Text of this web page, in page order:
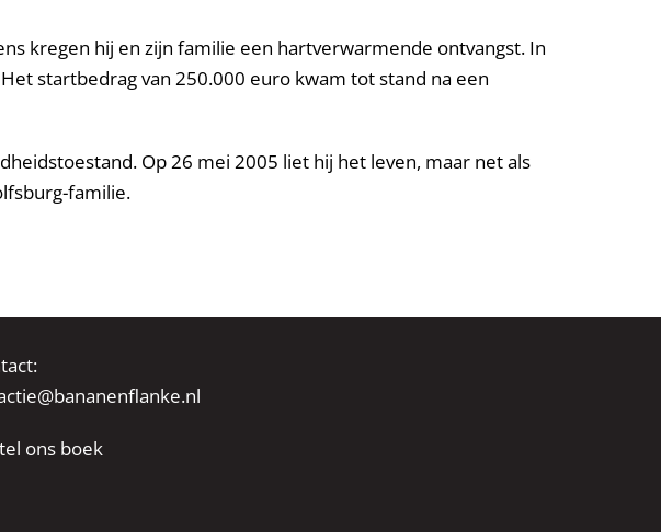
kregen hij en zijn familie een hartverwarmende ontvangst. In
startbedrag van 250.000 euro kwam tot stand na een
Op 26 mei 2005 liet hij het leven, maar net als
familie.
ons boek